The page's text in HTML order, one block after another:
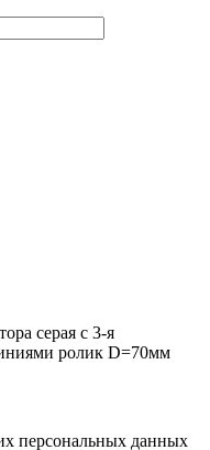
серая с 3-я
ролик D=70мм
персональных данных